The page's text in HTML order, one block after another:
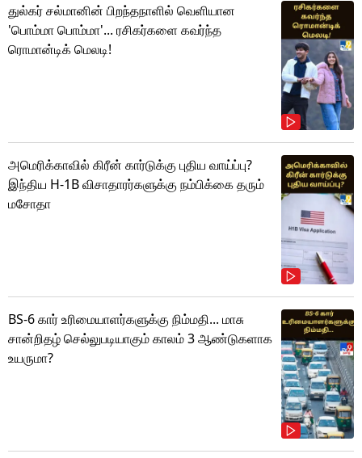
துல்கர் சல்மானின் பிறந்தநாளில் வெளியான
'பொம்மா பொம்மா'... ரசிகர்களை கவர்ந்த
ரொமான்டிக் மெலடி!
அமெரிக்காவில் கிரீன் கார்டுக்கு புதிய வாய்ப்பு?
இந்திய H-1B விசாதாரர்களுக்கு நம்பிக்கை தரும்
மசோதா
BS-6 கார் உரிமையாளர்களுக்கு நிம்மதி... மாசு
சான்றிதழ் செல்லுபடியாகும் காலம் 3 ஆண்டுகளாக
உயருமா?